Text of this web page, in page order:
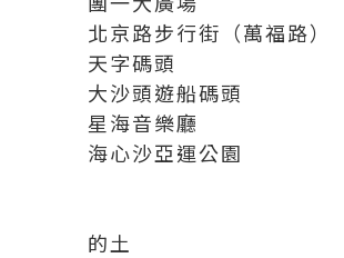
北京路步行街（萬福路）
天字碼頭
大沙頭遊船碼頭
星海音樂廳
海心沙亞運公園
的土